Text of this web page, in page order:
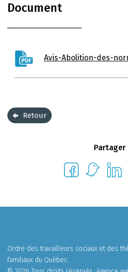
Document
Avis-Abolition-des-
Retour
Partager
Ordre des travailleurs sociaux et des
familiaux du Québec.